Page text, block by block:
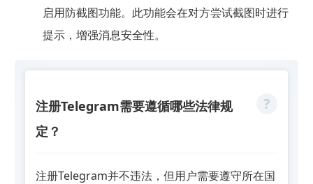
启用防截图功能。此功能会在对方尝试截图时进行
提示，增强消息安全性。
注册Telegram需要遵循哪些法律规
定？
注册Telegram并不违法，但用户需要遵守所在国